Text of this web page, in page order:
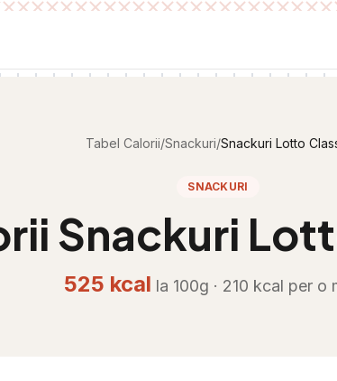
Tabel Calorii/Snackuri/Snackuri Lotto
SNACKURI
Snackuri
525 kcal la 100g · 210 kcal per o